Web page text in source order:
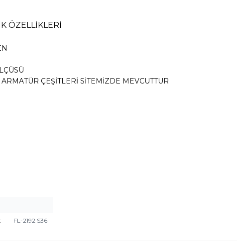
ÖZELLİKLERİ
ÇEŞİTLERİ SİTEMİZDE MEVCUTTUR
: FL-2192 S36